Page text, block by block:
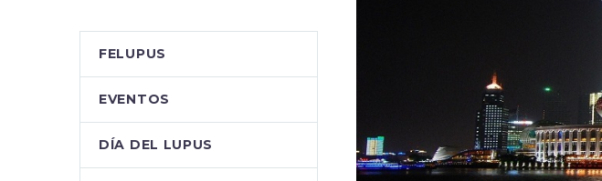
FELUPUS
EVENTOS
DÍA DEL LUPUS